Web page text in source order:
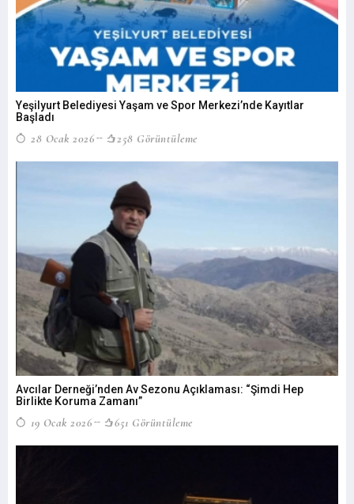
Yeşilyurt Belediyesi Yaşam ve Spor Merkezi’nde Kayıtlar
Başladı
28 Ocak 2026 258 Görüntüleme
Avcılar Derneği’nden Av Sezonu Açıklaması: “Şimdi Hep
Birlikte Koruma Zamanı”
19 Ocak 2026 651 Görüntüleme